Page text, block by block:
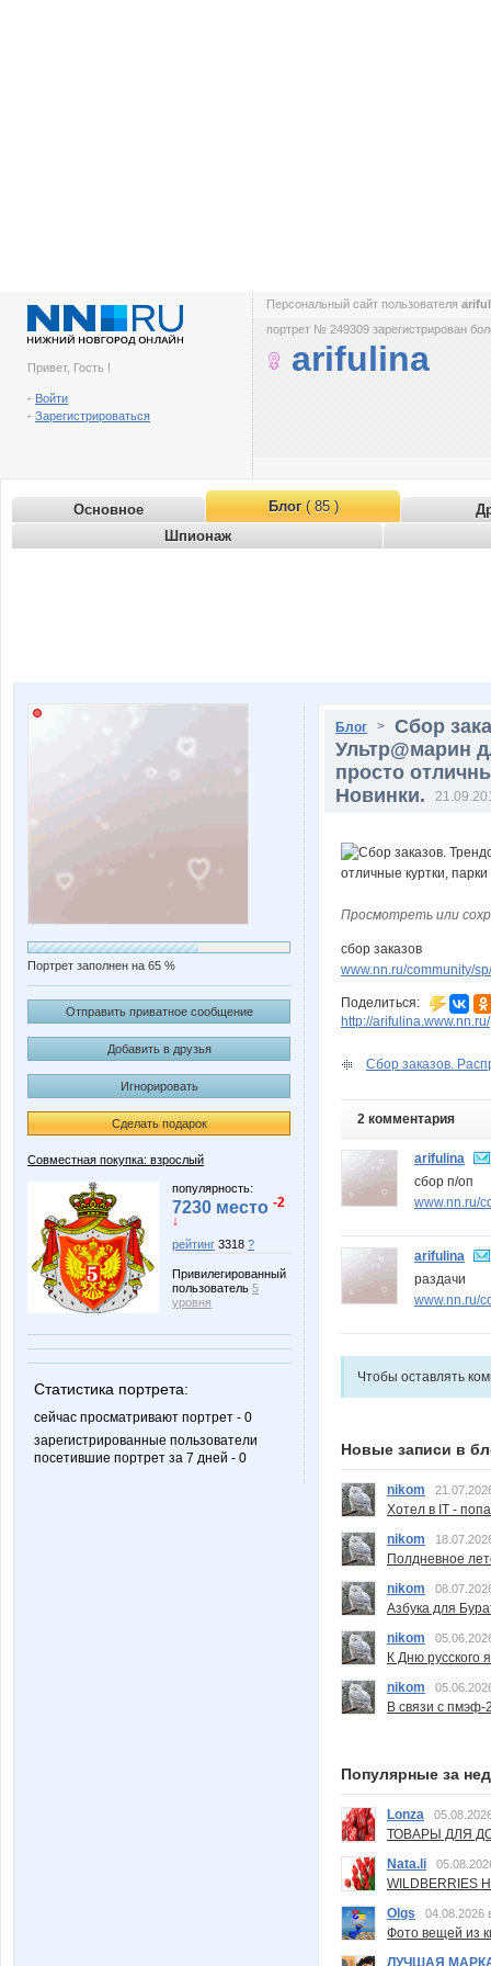
Привет, Гость !
- Войти
- Зарегистрироваться
Персональный сайт пользователя
портрет № 249309 зарегистрирован
arifulina
Основное Блог( 85 )
Шпионаж
Портрет заполнен на 65 %
Отправить приватное сообщение
Добавить в друзья
Игнорировать
Сделать подарок
Совместная покупка: взрослый
популярность:
7230 место -2
↓
рейтинг 3318 ?
Привилегированный
пользователь 5
уровня
Статистика портрета:
сейчас просматривают портрет - 0
зарегистрированные пользователи
посетившие портрет за 7 дней - 0
Блог > Сбор
Ультр@марин
просто
Новинки.
Просмотреть или
сбор заказов
www.nn.ru/community/
Поделиться:
http://arifulina.www.nn.ru/
Сбор заказов.
2 комментария
arifulina
сбор п/оп
www.nn.ru/
arifulina
раздачи
www.nn.ru/
Чтобы оставлять
Новые записи в
nikom
Хотел в IT -
nikom
Полдневное
nikom
Азбука для
nikom
К Дню русского
nikom
В связи с пмэф-
Популярные за
Lonza
ТОВАРЫ ДЛЯ
Nata.li
Olgs
04.08.2026
Фото вещей из
ЛУЧШАЯ